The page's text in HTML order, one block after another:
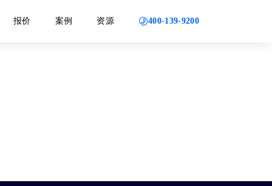
报价 案例 资源 400-139-9200